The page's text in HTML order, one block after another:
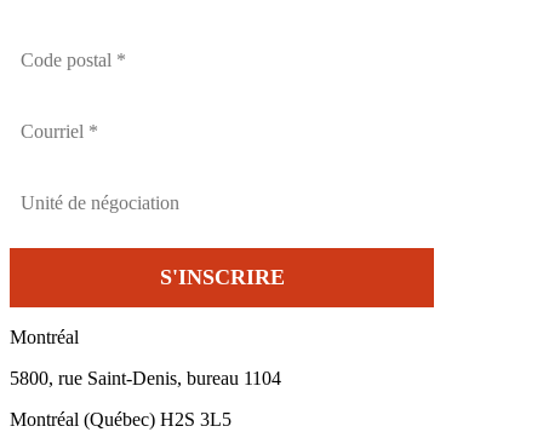
Montréal
5800, rue Saint-Denis, bureau 1104
Montréal (Québec) H2S 3L5